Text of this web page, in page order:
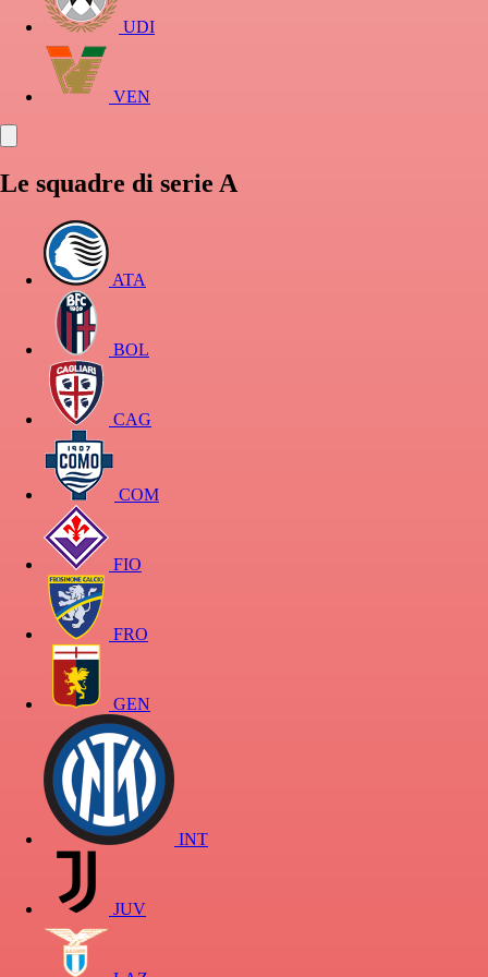
UDI
VEN
Le squadre di serie A
ATA
BOL
CAG
COM
FIO
FRO
GEN
INT
JUV